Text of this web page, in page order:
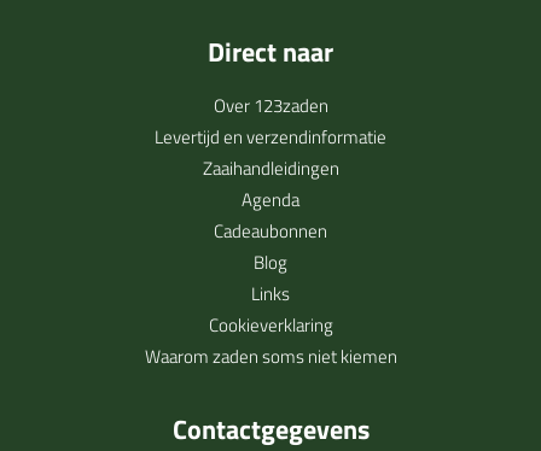
Direct naar
Over 123zaden
Levertijd en verzendinformatie
Zaaihandleidingen
Agenda
Cadeaubonnen
Blog
Links
Cookieverklaring
Waarom zaden soms niet kiemen
Contactgegevens